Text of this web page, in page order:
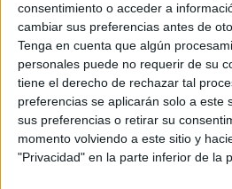
consentimiento o acceder a
cambiar sus preferencias antes de
Tenga en cuenta que algún
personales puede no requerir de su
tiene el derecho de rechazar tal
preferencias se aplicarán solo a este
sus preferencias o retirar su
momento volviendo a este sitio y
"Privacidad" en la parte inferior de la
Soy estudiante de:*
Términos y
Aceptolos Términos y